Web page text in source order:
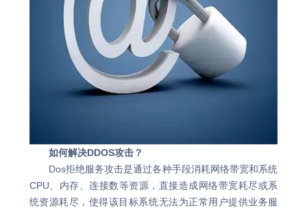
如何解决DDOS攻击？
Dos拒绝服务攻击是通过各种手段消耗网络带宽和系统
CPU、内存、连接数等资源，直接造成网络带宽耗尽或系
统资源耗尽，使得该目标系统无法为正常用户提供业务服